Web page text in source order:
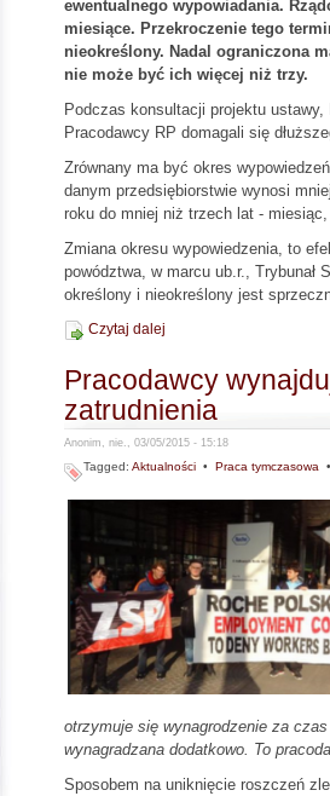
ewentualnego wypowiadania.
miesiące. Przekroczenie tego
nieokreślony. Nadal ograniczona
nie może być ich więcej niż trzy.
Podczas konsultacji projektu
Pracodawcy RP domagali się
Zrównany ma być okres
danym przedsiębiorstwie wynosi
roku do mniej niż trzech lat -
Zmiana okresu wypowiedzenia, to
powództwa, w marcu ub.r., Trybunał
określony i nieokreślony jest
Czytaj dalej
Pracodawcy
zatrudnienia
Anonim, nie., 03/05/2015 - 15:18
Tagged: Aktualności• Praca tymczasowa •
otrzymuje się wynagrodzenie za
wynagradzana dodatkowo. To
Sposobem na uniknięcie roszczeń